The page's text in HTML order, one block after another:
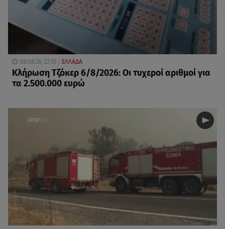
06.08.26, 22:10 ΕΛΛΑΔΑ
Κλήρωση Τζόκερ 6/8/2026: Οι τυχεροί αριθμοί για
τα 2.500.000 ευρώ